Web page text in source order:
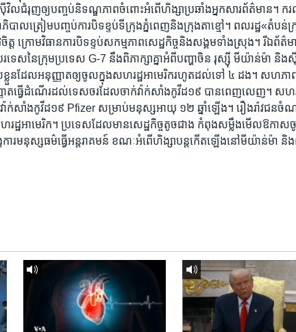
ស៊ីវិល​ជំរុញ​ឲ្យ​បញ្ចប់​និទណ្ឌភាព​ចំពោះ​អំពើហិង្សា​ប្រឆាំង​អ្នក​សារព័ត៌មាន។ ក
បាល​ត្រៀម​បញ្ចប់​ការ​បិទខ្ទប់​ទីក្រុង​ភ្នំពេញ​និង​ក្រុង​តាខ្មៅ។ ពលរដ្ឋ​«តំបន់​
ត ក្រោម​វិធានការ​បិទខ្ទប់​សកម្មភាព​សេដ្ឋកិច្ច​និង​សង្គម​ទាំង​ស្រុង។ រីឯ​ព័ត៌ម
របរទេស​នៃ​ក្រុម​ប្រទេស G-7 នឹង​ពិភាក្សាគ្នា​អំពី​បញ្ហា​ចិន រុស្ស៊ី មីយ៉ាន់ម៉ា និង
ន​ដែល​អនុញ្ញាត​ឲ្យ​ចូល​ក្នុង​សហរដ្ឋ​អាមេរិក​រហូត​ដល់​ទៅ ៤ ដង។ សហភាព​
ាត​ធ្វើ​ដំណើរ​ដល់​ទេសចរ​ដែល​ចាក់​វ៉ាក់សាំង​កូវីដ១៩ បាន​ពេញលេញ។ សហរ
វ៉ាក់សាំង​កូវីដ១៩ Pfizer សម្រាប់​មនុស្ស​អាយុ ១២ ឆ្នាំ​ឡើង។ រឿងរ៉ាវ​ជន​ចំ
រដ្ឋអាមេរិក។ ប្រទេស​ដែល​មាន​សេដ្ឋកិច្ច​តូចជាង កំពុង​សម្លឹង​មើល​ឱកាស​
ារ​មនុស្សធម៌​ធ្វើ​អន្តរាគមន៍ ខណៈ​អំពើ​ហិង្សា​បន្ត​កើតឡើង​នៅ​មីយ៉ាន់ម៉ា និ